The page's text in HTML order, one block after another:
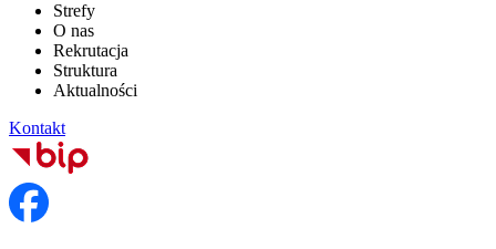
Strefy
O nas
Rekrutacja
Struktura
Aktualności
Kontakt